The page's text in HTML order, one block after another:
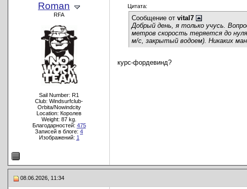
Roman
RFA
Sail Number: R1
Club: Windsurfclub-
Orbita/Nowindcity
Location: Королев
Weight: 87 kg.
Благодарностей: 475
Записей в блоге: 4
Изображений: 1
Цитата:
Сообщение от vital7
Добрый день, я только учусь.
метров скорость теряется до
м/с, закрытый водоем). Никаких
курс-фордевинд?
08.06.2026, 11:34